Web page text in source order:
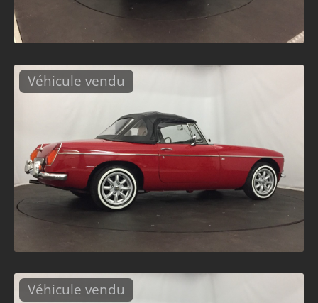
Véhicule vendu
Véhicule vendu